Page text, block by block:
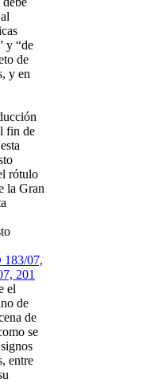
y “de
de
y en
fin de
rótulo
la Gran
183/07,
201
el
de
de
se
entre